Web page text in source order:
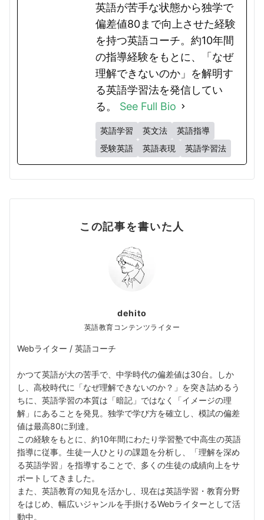
英語が苦手な状態から独学で
偏差値80まで向上させた経験
を持つ英語コーチ。約10年間
の指導経験をもとに、「なぜ
理解できないのか」を解明す
る英語学習法を発信してい
る。 See Full Bio
英語学習 英文法
英語指導
受験英語
英語表現 英語学習法
この記事を書いた人
dehito
英語教育コンテンツライター
Webライター / 英語コーチ
かつて英語が大の苦手で、中学時代の偏差値は30台。しか
し、高校時代に「なぜ理解できないのか？」を突き詰めるう
ちに、英語学習の本質は「暗記」ではなく「イメージの理
解」にあることを発見。独学で学び方を確立し、模試の偏差
値は最高80に到達。
この経験をもとに、約10年間にわたり学習塾で中高生の英語
指導に従事。生徒一人ひとりの課題を分析し、「理解を深め
る英語学習」を指導することで、多くの生徒の成績向上をサ
ポートしてきました。
また、英語教育の知見を活かし、現在は英語学習・教育分野
をはじめ、幅広いジャンルを手掛けるWebライターとして活
動中。